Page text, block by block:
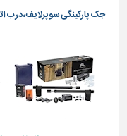
ابزار،یراق
و
ماشین
جک پارکینگی سوپرلایف، درب